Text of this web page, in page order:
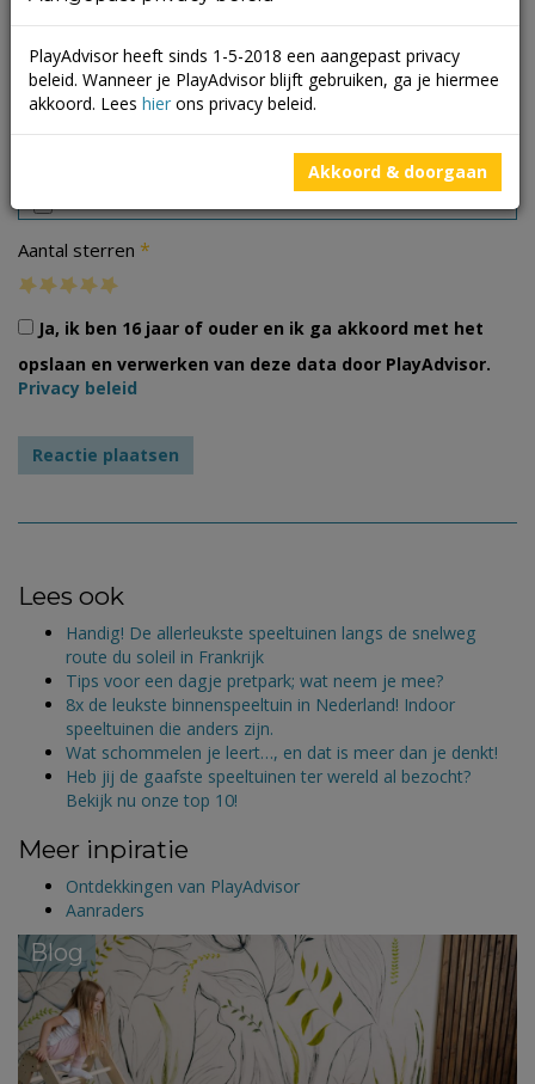
Aantal sterren *
Ja, ik ben 16 jaar of ouder en ik ga akkoord met het
opslaan en verwerken van deze data door PlayAdvisor.
Privacy beleid
Lees ook
Handig! De allerleukste speeltuinen langs de snelweg
route du soleil in Frankrijk
Tips voor een dagje pretpark; wat neem je mee?
8x de leukste binnenspeeltuin in Nederland! Indoor
speeltuinen die anders zijn.
Wat schommelen je leert…, en dat is meer dan je denkt!
Heb jij de gaafste speeltuinen ter wereld al bezocht?
Bekijk nu onze top 10!
Meer inpiratie
Ontdekkingen van PlayAdvisor
Aanraders
Blog
PlayAdvisor heeft sinds 1-5-2018 een aangepast privacy
beleid. Wanneer je PlayAdvisor blijft gebruiken, ga je hiermee
akkoord. Lees hier ons privacy beleid.
Akkoord & doorgaan